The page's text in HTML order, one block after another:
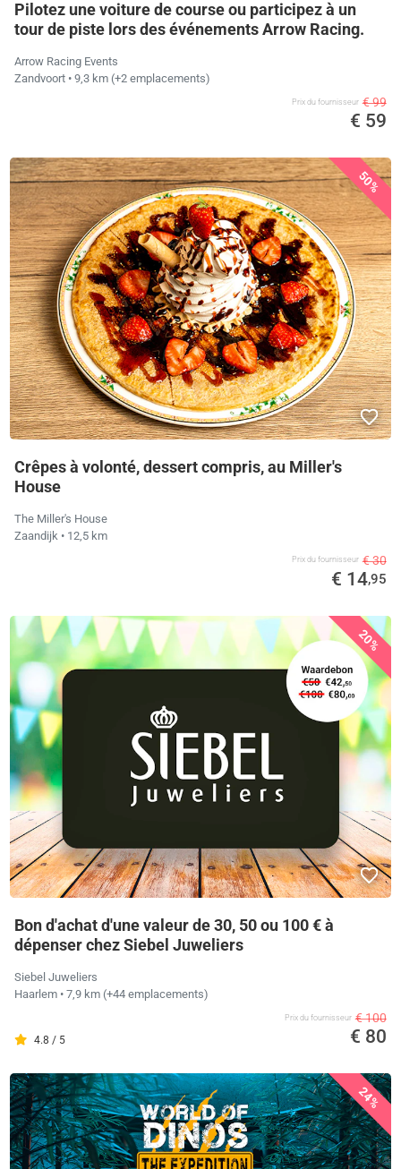
Pilotez une voiture de course ou participez à un
tour de piste lors des événements Arrow Racing.
Arrow Racing Events
Zandvoort • 9,3 km (+2 emplacements)
Prix ​​du fournisseur € 99
€ 59
50%
Crêpes à volonté, dessert compris, au Miller's
House
The Miller's House
Zaandijk • 12,5 km
Prix ​​du fournisseur € 30
€ 14,95
20%
Bon d'achat d'une valeur de 30, 50 ou 100 € à
dépenser chez Siebel Juweliers
Siebel Juweliers
Haarlem • 7,9 km (+44 emplacements)
4.8 / 5
Prix ​​du fournisseur € 100
€ 80
24%